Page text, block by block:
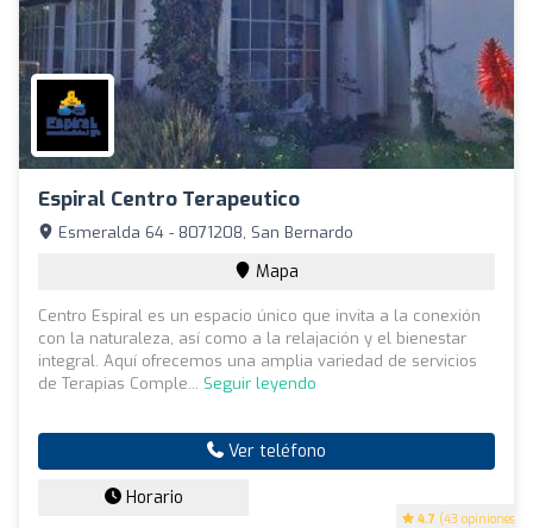
Espiral Centro Terapeutico
4.7 (43 opiniones)
Esmeralda 64 - 8071208, San Bernardo
Mapa
Centro Espiral es un espacio único que invita a la conexión
con la naturaleza, así como a la relajación y el bienestar
integral. Aquí ofrecemos una amplia variedad de servicios
de Terapias Comple... Seguir leyendo
Ver teléfono
Horario